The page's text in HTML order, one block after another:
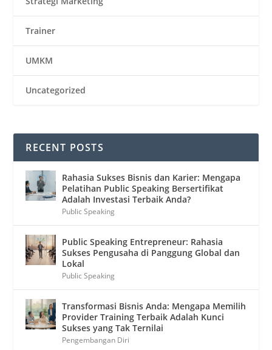
Trainer
UMKM
Uncategorized
RECENT POSTS
Rahasia Sukses Bisnis dan Karier: Mengapa
Pelatihan Public Speaking Bersertifikat
Adalah Investasi Terbaik Anda?
Public Speaking
Public Speaking Entrepreneur: Rahasia
Sukses Pengusaha di Panggung Global dan
Lokal
Public Speaking
Transformasi Bisnis Anda: Mengapa Memilih
Provider Training Terbaik Adalah Kunci
Sukses yang Tak Ternilai
Pengembangan Diri